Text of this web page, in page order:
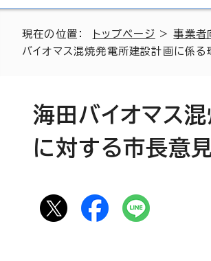
現在の位置： トップページ >事業者
バイオマス混焼発電所建設計画に係
海田バイオマス
に対する市長意